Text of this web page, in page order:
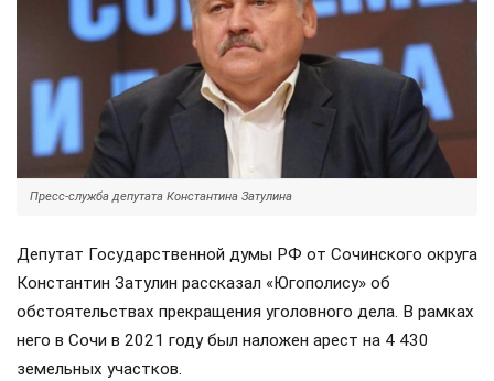
Пресс-служба депутата Константина Затулина
Депутат Государственной думы РФ от Сочинского округа
Константин Затулин рассказал «Югополису» об
обстоятельствах прекращения уголовного дела. В рамках
него в Сочи в 2021 году был наложен арест на 4 430
земельных участков.